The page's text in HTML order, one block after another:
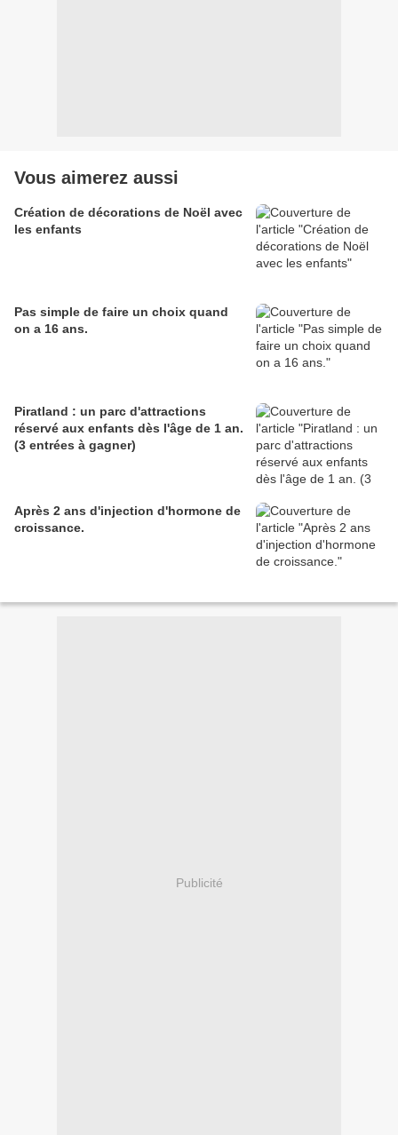
Vous aimerez aussi
Création de décorations de Noël avec
les enfants
Pas simple de faire un choix quand
on a 16 ans.
Piratland : un parc d'attractions
réservé aux enfants dès l'âge de 1 an.
(3 entrées à gagner)
Après 2 ans d'injection d'hormone de
croissance.
Publicité